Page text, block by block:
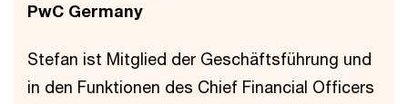
PwC Germany
Stefan ist Mitglied der Geschäftsführung und
in den Funktionen des Chief Financial Officers